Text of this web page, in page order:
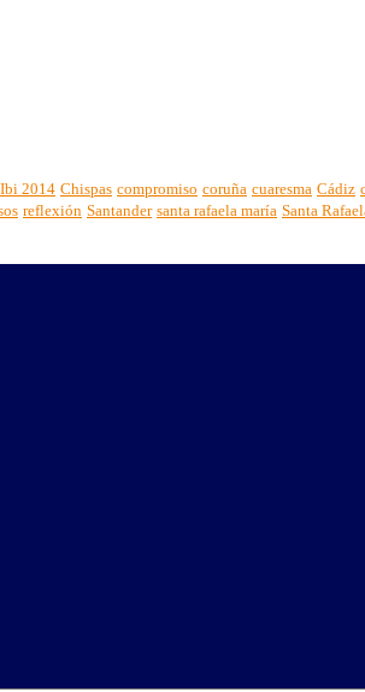
2014 Chispas compromiso coruña cuaresma Cádiz
reflexión Santander santa rafaela maría Santa